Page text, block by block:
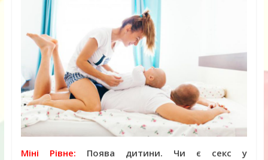
Міні Рівне: Поява дитини. Чи є секс у